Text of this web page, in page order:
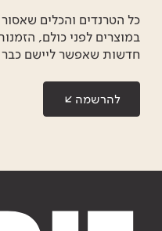
כל הטרנדים והכלים
במוצרים לפני כולם,
חדשות שאפשר ליישם כבר
להרשמה